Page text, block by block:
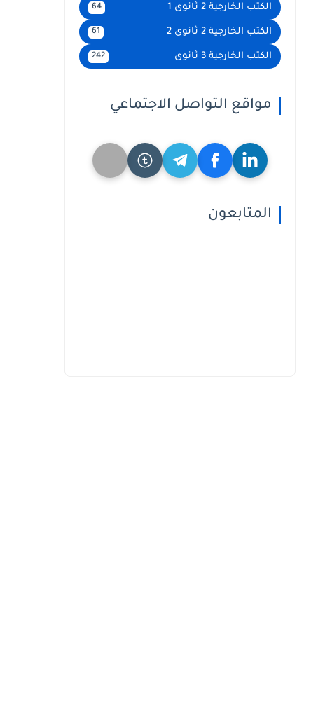
الكتب الخارجية 2 ثانوى 1 64
الكتب الخارجية 2 ثانوى 2 61
الكتب الخارجية 3 ثانوى 242
مواقع التواصل الاجتماعي
المتابعون